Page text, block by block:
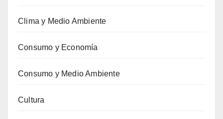
Clima y Medio Ambiente
Consumo y Economía
Consumo y Medio Ambiente
Cultura